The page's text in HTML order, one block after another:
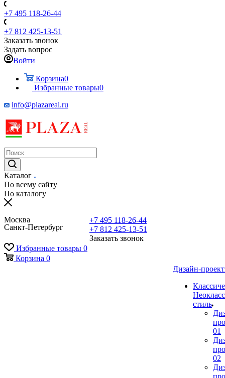
+7 495 118-26-44
+7 812 425-13-51
Заказать звонок
Задать вопрос
Войти
Корзина0
Избранные товары0
info@plazareal.ru
Каталог
По всему сайту
По каталогу
Москва
Санкт-Петербург
+7 495 118-26-44
+7 812 425-13-51
Заказать звонок
Избранные товары 0
Корзина 0
Дизайн-
стиль
01
02